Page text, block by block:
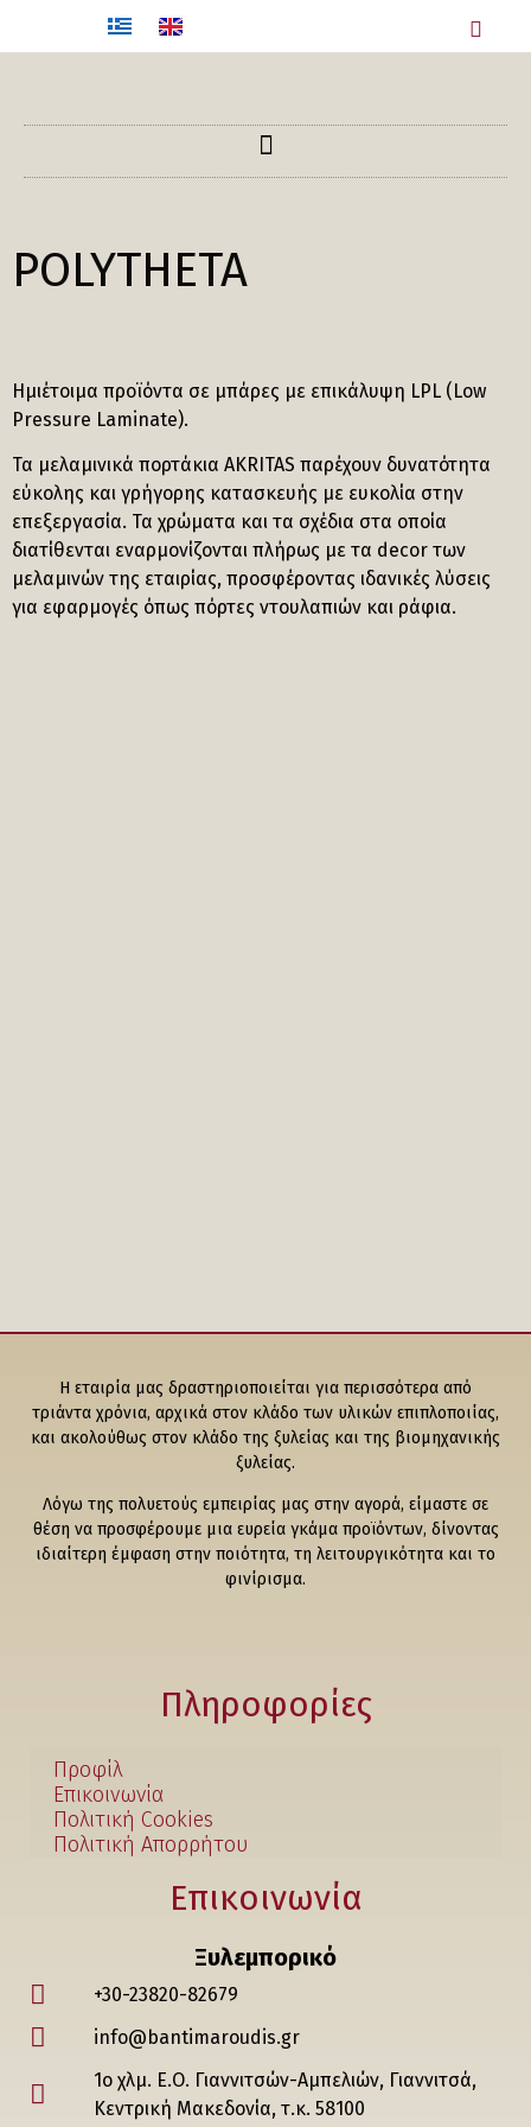
POLYTHETA
Ημιέτοιμα προϊόντα σε μπάρες με επικάλυψη LPL (Low
Pressure Laminate).
Τα μελαμινικά πορτάκια AKRITAS παρέχουν δυνατότητα
εύκολης και γρήγορης κατασκευής με ευκολία στην
επεξεργασία. Τα χρώματα και τα σχέδια στα οποία
διατίθενται εναρμονίζονται πλήρως με τα decor των
μελαμινών της εταιρίας, προσφέροντας ιδανικές λύσεις
για εφαρμογές όπως πόρτες ντουλαπιών και ράφια.
Η εταιρία μας δραστηριοποιείται για περισσότερα από
τριάντα χρόνια, αρχικά στον κλάδο των υλικών επιπλοποιίας,
και ακολούθως στον κλάδο της ξυλείας και της βιομηχανικής
ξυλείας.
Λόγω της πολυετούς εμπειρίας μας στην αγορά, είμαστε σε
θέση να προσφέρουμε μια ευρεία γκάμα προϊόντων, δίνοντας
ιδιαίτερη έμφαση στην ποιότητα, τη λειτουργικότητα και το
φινίρισμα.
Πληροφορίες
Προφίλ
Επικοινωνία
Πολιτική Cookies
Πολιτική Απορρήτου
Επικοινωνία
Ξυλεμπορικό
+30-23820-82679
info@bantimaroudis.gr
1ο χλμ. Ε.Ο. Γιαννιτσών-Αμπελιών, Γιαννιτσά,
Κεντρική Μακεδονία, τ.κ. 58100